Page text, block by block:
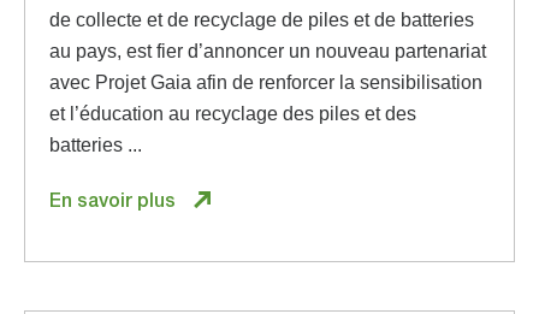
de collecte et de recyclage de piles et de batteries
au pays, est fier d’annoncer un nouveau partenariat
avec Projet Gaia afin de renforcer la sensibilisation
et l’éducation au recyclage des piles et des
batteries ...
En savoir plus